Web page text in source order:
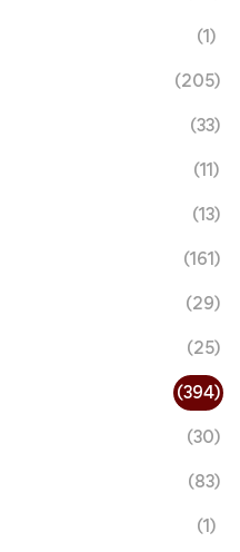
(1)
(205)
(33)
(11)
(13)
(161)
(29)
(25)
(394)
(30)
(83)
(1)